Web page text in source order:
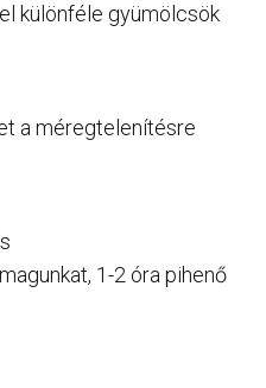
különféle gyümölcsök
a méregtelenítésre
1-2 óra pihenő